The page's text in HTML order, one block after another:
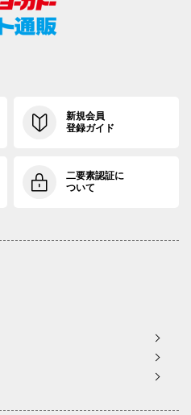
新規会員
登録ガイド
二要素認証に
ついて